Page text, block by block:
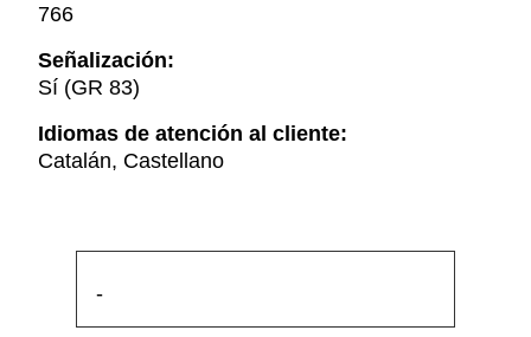
766
Señalización:
Sí (GR 83)
Idiomas de atención al cliente:
Catalán, Castellano
-